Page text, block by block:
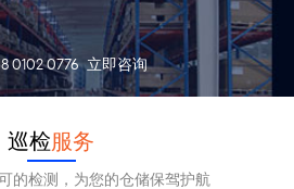
0102 0776 立即咨询
巡检服务
的检测，为您的仓储保驾护航